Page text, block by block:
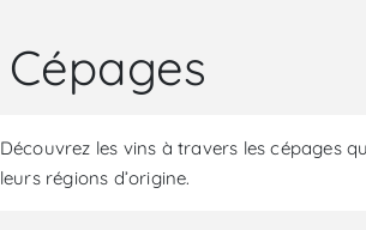
Cépages
Découvrez les vins à travers les cépages
leurs régions d’origine.